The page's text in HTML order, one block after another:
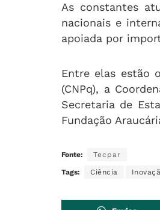
As constantes
nacionais e
apoiada por
Entre elas estão
(CNPq), a
Secretaria de
Fundação
Fonte: Tecpar
Tags: Ciência